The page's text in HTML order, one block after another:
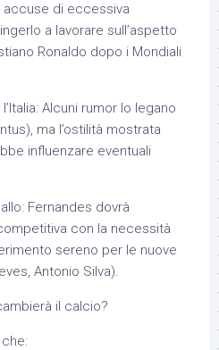
di eccessiva
a lavorare sull’aspetto
Ronaldo dopo i Mondiali
Alcuni rumor lo legano
ma l’ostilità mostrata
influenzare eventuali
Fernandes dovrà
con la necessità
sereno per le nuove
Antonio Silva).
il calcio?